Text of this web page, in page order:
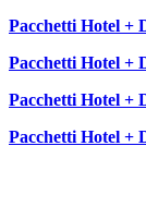
Pacchetti Hotel +
Pacchetti Hotel +
Pacchetti Hotel +
Pacchetti Hotel +